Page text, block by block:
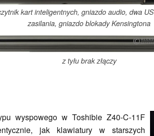
kart inteligentnych, gniazdo audio, dwa
zasilania, gniazdo blokady Kensingtona
z tyłu brak złączy
wyspowego w Toshibie Z40-C-11F
jak klawiatury w starszych